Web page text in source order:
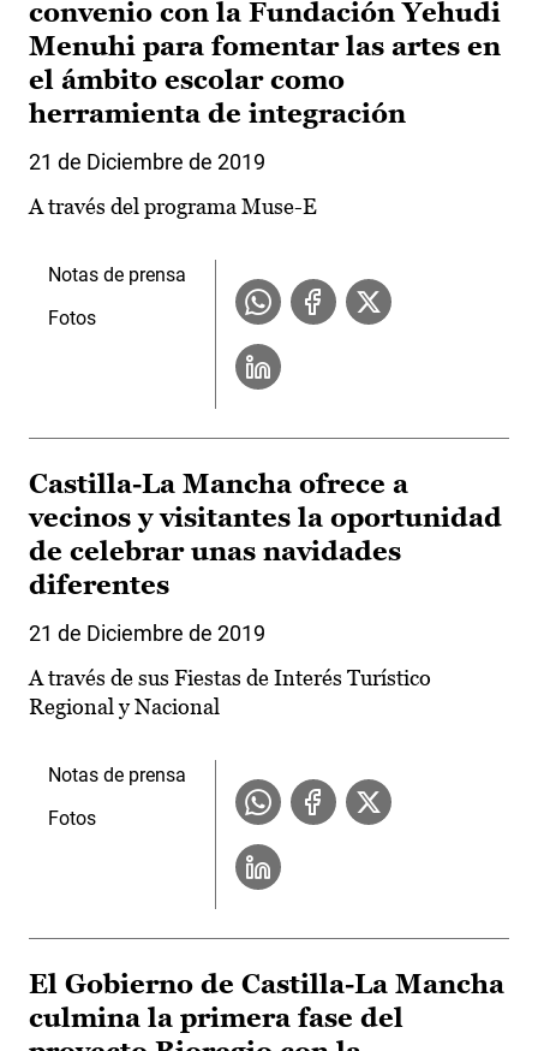
convenio con la Fundación Yehudi
Menuhi para fomentar las artes en
el ámbito escolar como
herramienta de integración
21 de Diciembre de 2019
A través del programa Muse-E
Notas de prensa
Fotos
Castilla-La Mancha ofrece a
vecinos y visitantes la oportunidad
de celebrar unas navidades
diferentes
21 de Diciembre de 2019
A través de sus Fiestas de Interés Turístico
Regional y Nacional
Notas de prensa
Fotos
El Gobierno de Castilla-La Mancha
culmina la primera fase del